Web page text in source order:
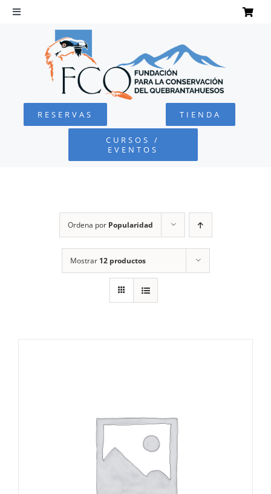
Saltar
Toggle
Navigation
QUEBRANTAHUESOS
FUNDACIÓN
RESERVAS TIENDA
CURSOS /
EVENTOS
Ordena por Popularidad
Mostrar 12 productos